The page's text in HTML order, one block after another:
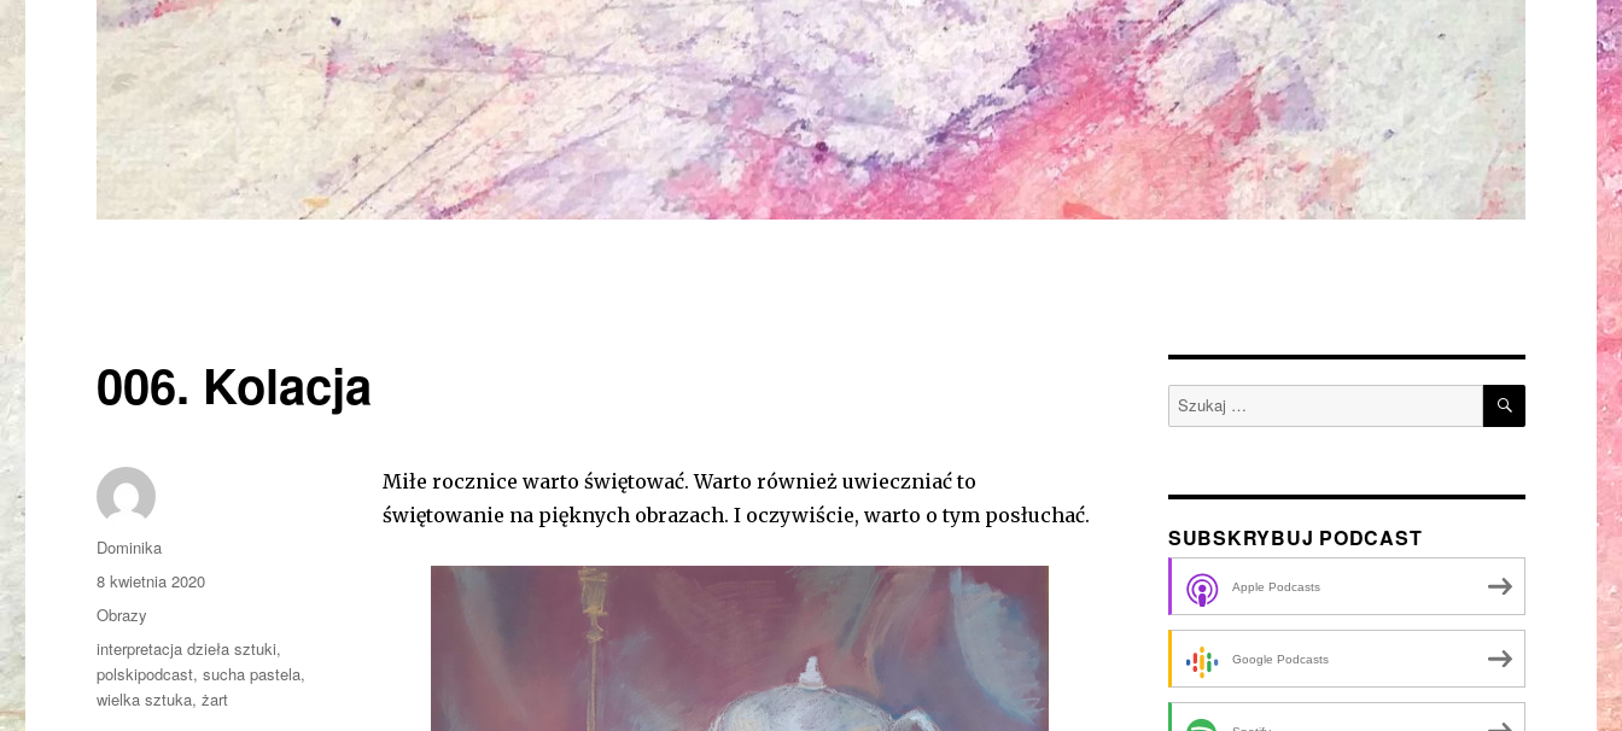
006. Kolacja
Miłe rocznice warto świętować. Warto również uwieczniać to
świętowanie na pięknych obrazach. I oczywiście, warto o tym posłuchać.
Autor
Dominika
Data
publikacji
8 kwietnia 2020
Kategorie
Obrazy
Tagi
interpretacja dzieła sztuki,
polskipodcast,sucha pastela,
wielka sztuka,żart
Szukaj: SZUKAJ
SUBSKRYBUJ PODCAST
Apple Podcasts
Google Podcasts